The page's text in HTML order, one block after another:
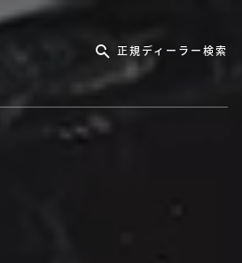
正規ディーラー検索